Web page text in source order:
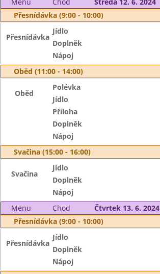
Přesnídávka (9:00 - 10:00)
Přesnídávka
Jídlo
Doplněk
Nápoj
Oběd (11:00 - 14:00)
Oběd
Polévka
Jídlo
Příloha
Doplněk
Nápoj
Svačina (15:00 - 16:00)
Svačina
Jídlo
Doplněk
Nápoj
Menu
Chod
Čtvrtek 13. 6. 2024
Přesnídávka (9:00 - 10:00)
Přesnídávka
Jídlo
Doplněk
Nápoj